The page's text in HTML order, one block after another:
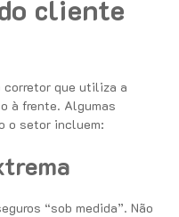
cliente
corretor que utiliza a
à frente. Algumas
o setor incluem:
“sob medida”. Não